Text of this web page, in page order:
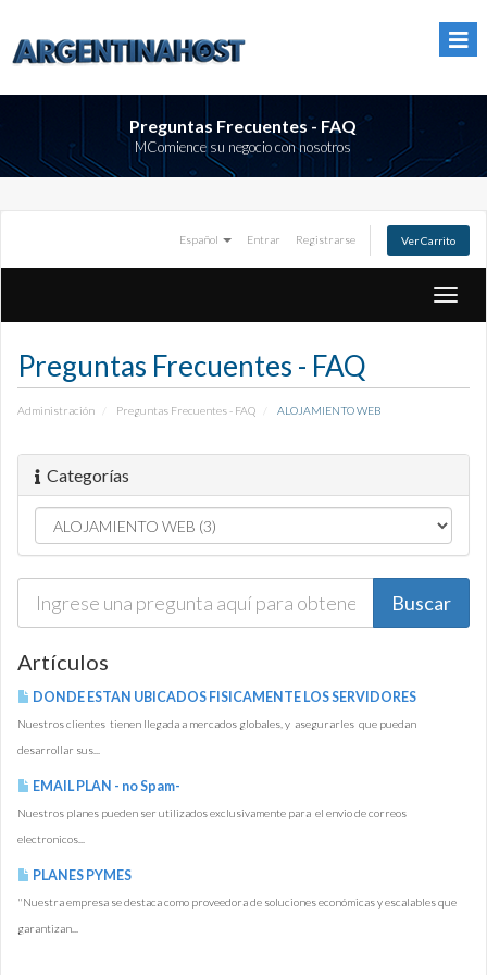
Preguntas Frecuentes - FAQ
MComience su negocio con nosotros
Español Entrar Registrarse Ver Carrito
Preguntas Frecuentes - FAQ
Administración Preguntas Frecuentes - FAQ ALOJAMIENTO WEB
Categorías
Artículos
DONDE ESTAN UBICADOS FISICAMENTE LOS SERVIDORES
Nuestros clientes tienen llegada a mercados globales, y asegurarles que puedan
desarrollar sus...
EMAIL PLAN - no Spam-
Nuestros planes pueden ser utilizados exclusivamente para el envio de correos
electronicos...
PLANES PYMES
"Nuestra empresa se destaca como proveedora de soluciones económicas y escalables que
garantizan...